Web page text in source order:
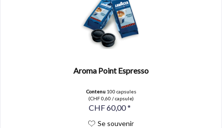
Aroma Point Espresso
Contenu 100 capsules
(CHF 0,60 / capsule)
CHF 60,00 *
Se souvenir